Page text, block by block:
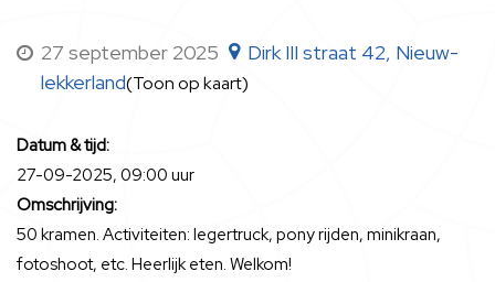
27 september 2025
Dirk III straat 42, Nieuw-
lekkerland(Toon op kaart)
Datum & tijd:
27-09-2025, 09:00 uur
Omschrijving:
50 kramen. Activiteiten: legertruck, pony rijden, minikraan,
fotoshoot, etc. Heerlijk eten. Welkom!